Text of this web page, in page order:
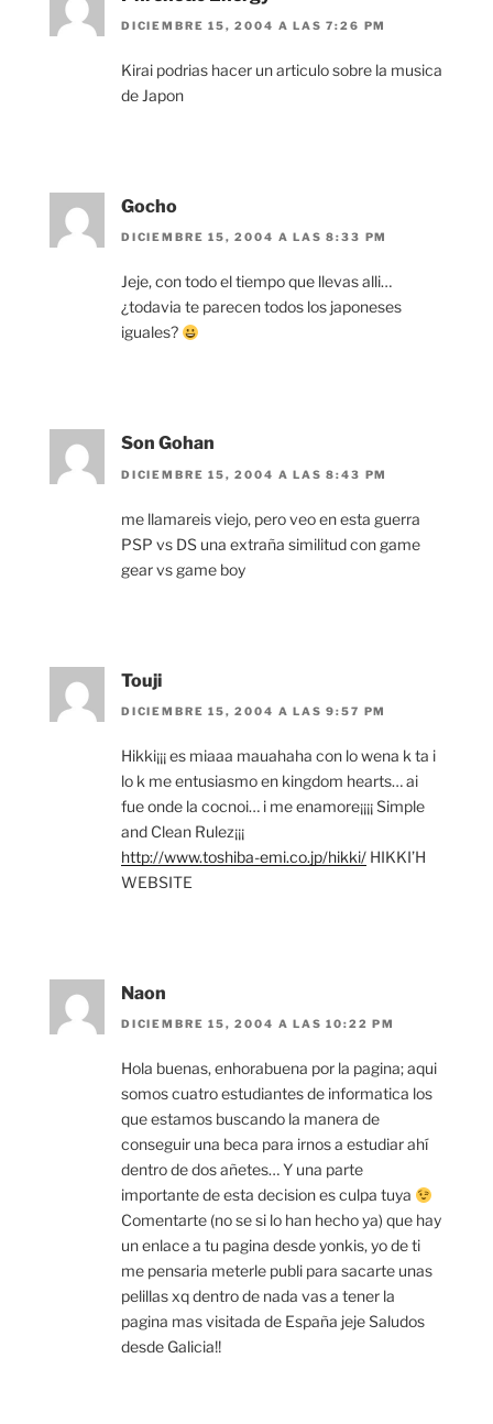
DICIEMBRE 15, 2004 A LAS 7:26 PM
Kirai podrias hacer un articulo sobre la musica
de Japon
Gocho
DICIEMBRE 15, 2004 A LAS 8:33 PM
Jeje, con todo el tiempo que llevas alli…
¿todavia te parecen todos los japoneses
iguales?
Son Gohan
DICIEMBRE 15, 2004 A LAS 8:43 PM
me llamareis viejo, pero veo en esta guerra
PSP vs DS una extraña similitud con game
gear vs game boy
Touji
DICIEMBRE 15, 2004 A LAS 9:57 PM
Hikki¡¡¡ es miaaa mauahaha con lo wena k ta i
lo k me entusiasmo en kingdom hearts… ai
fue onde la cocnoi… i me enamore¡¡¡¡ Simple
and Clean Rulez¡¡¡
http://www.toshiba-emi.co.jp/hikki/ HIKKI’H
WEBSITE
Naon
DICIEMBRE 15, 2004 A LAS 10:22 PM
Hola buenas, enhorabuena por la pagina; aqui
somos cuatro estudiantes de informatica los
que estamos buscando la manera de
conseguir una beca para irnos a estudiar ahí
dentro de dos añetes… Y una parte
importante de esta decision es culpa tuya
Comentarte (no se si lo han hecho ya) que hay
un enlace a tu pagina desde yonkis, yo de ti
me pensaria meterle publi para sacarte unas
pelillas xq dentro de nada vas a tener la
pagina mas visitada de España jeje Saludos
desde Galicia!!